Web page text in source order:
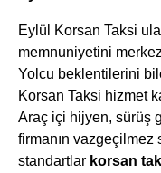
Eylül Korsan Taksi
memnuniyetini
Yolcu beklentilerini
Korsan Taksi hizmet
Araç içi hijyen, sürüş
firmanın vazgeçilmez
standartlar korsan